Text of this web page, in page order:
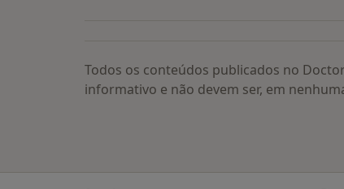
Todos os conteúdos publicados no
informativo e não devem ser, em